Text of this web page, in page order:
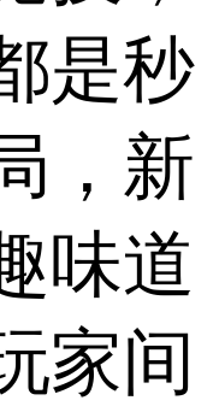
是秒
，新
味道
家间